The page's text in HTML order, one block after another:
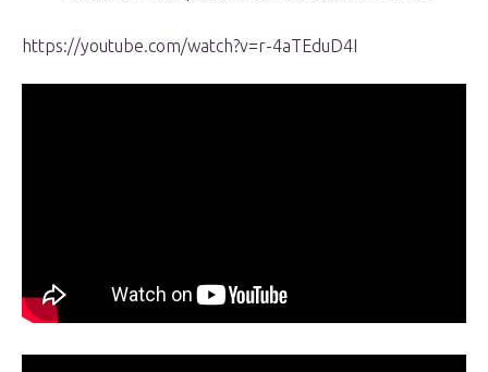
https://youtube.com/watch?v=r-4aTEduD4I